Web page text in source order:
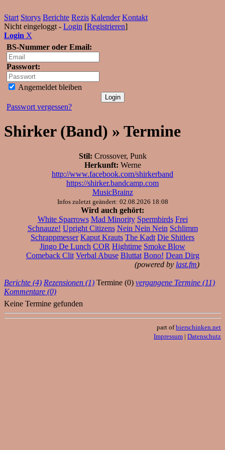
Start Storys Berichte Rezis Kalender Kontakt
Nicht eingeloggt - Login [Registrieren]
Login X
BS-Nummer oder Email:
Passwort:
Angemeldet bleiben
Passwort vergessen?
Shirker (Band) » Termine
Stil: Crossover, Punk
Herkunft: Werne
http://www.facebook.com/shirkerband
https://shirker.bandcamp.com
MusicBrainz
Infos zuletzt geändert: 02.08.2026 18:08
Wird auch gehört:
White Sparrows Mad Minority Spermbirds Frei
Schnauze! Upright Citizens Nein Nein Nein Schlimm
Schrappmesser Kaput Krauts The Kadt Die Shitlers
Jingo De Lunch COR Hightime Smoke Blow
Comeback Clit Verbal Abuse Bluttat Bono! Dean Dirg
(powered by last.fm)
Berichte (4) Rezensionen (1) Termine (0) vergangene Termine (11)
Kommentare (0)
Keine Termine gefunden
part ofbierschinken.net
Impressum | Datenschutz